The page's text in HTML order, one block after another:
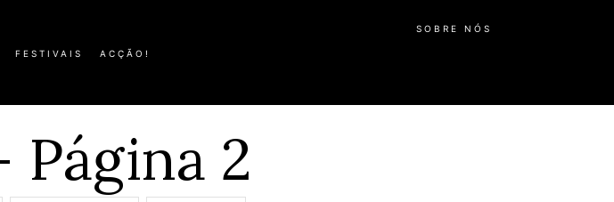
FESTIVAIS ACÇÃO!
SOBRE NÓS
Página 2